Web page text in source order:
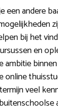
een andere
bij het
en
ambitie
online
veel